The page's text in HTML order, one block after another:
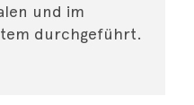
und im
durchgeführt.